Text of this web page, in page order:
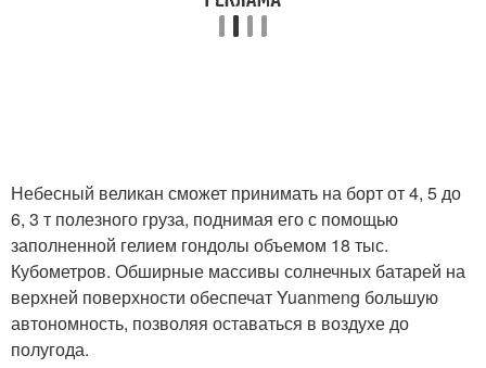
Небесный великан сможет принимать на борт от 4, 5 до
6, 3 т полезного груза, поднимая его с помощью
заполненной гелием гондолы объемом 18 тыс.
Кубометров. Обширные массивы солнечных батарей на
верхней поверхности обеспечат Yuanmeng большую
автономность, позволяя оставаться в воздухе до
полугода.